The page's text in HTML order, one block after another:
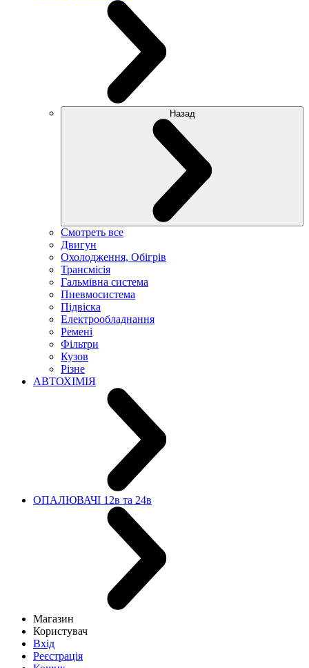
Назад
Смотреть все
Двигун
Охолодження, Обігрів
Трансмісія
Гальмівна система
Пневмосистема
Підвіска
Електрообладнання
Ремені
Фільтри
Кузов
Різне
АВТОХІМІЯ
ОПАЛЮВАЧІ 12в та 24в
Магазин
Користувач
Вхід
Реєстрація